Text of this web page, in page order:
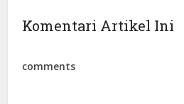
Komentari Artikel Ini
comments